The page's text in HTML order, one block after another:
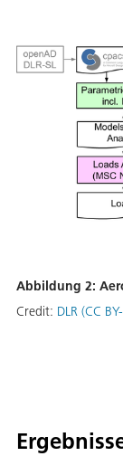
Abbildung 2:
Credit: DLR (CC